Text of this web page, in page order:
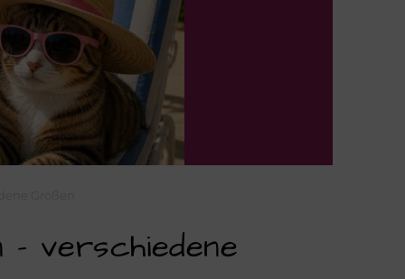
verschiedene